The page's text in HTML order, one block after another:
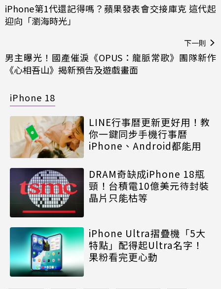
iPhone第1代還記得嗎？蘋果發表會交接庫克 這代起
迎向「瀏海時光」
下一則
男主曝光！國產催淚《OPUS：龍脈常歌》團隊新作
《心相吾山》揭新預告及遊戲畫面
iPhone 18
LINE行事曆更新更好用！教
你一鍵同步手機行事曆
iPhone、Android都能用
DRAM奇缺成iPhone 18瓶
頸！台積電10億美元待封裝
晶片只能枯等
iPhone Ultra摺疊機「5大
特點」配得起Ultra名字！
果粉看完更心動